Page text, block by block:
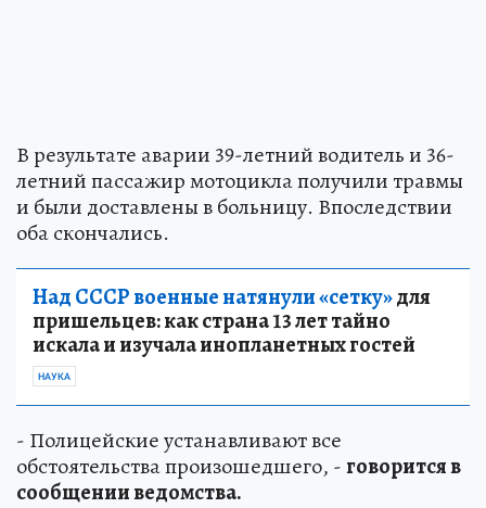
В результате аварии 39-летний водитель и 36-
летний пассажир мотоцикла получили травмы
и были доставлены в больницу. Впоследствии
оба скончались.
Над СССР военные натянули «сетку»для
пришельцев: как страна 13 лет тайно
искала и изучала инопланетных гостей
НАУКА
- Полицейские устанавливают все
обстоятельства произошедшего, -говорится в
сообщении ведомства.